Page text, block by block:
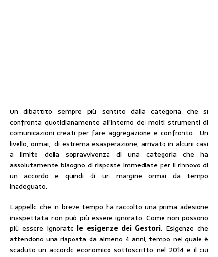
Un dibattito sempre più sentito dalla categoria che si
confronta quotidianamente all’interno dei molti strumenti di
comunicazioni creati per fare aggregazione e confronto. Un
livello, ormai, di estrema esasperazione, arrivato in alcuni casi
a limite della sopravvivenza di una categoria che ha
assolutamente bisogno di risposte immediate per il rinnovo di
un accordo e quindi di un margine ormai da tempo
inadeguato.
L’appello che in breve tempo ha raccolto una prima adesione
inaspettata non può più essere ignorato. Come non possono
più essere ignorate le esigenze dei Gestori. Esigenze che
attendono una risposta da almeno 4 anni, tempo nel quale è
scaduto un accordo economico sottoscritto nel 2014 e il cui